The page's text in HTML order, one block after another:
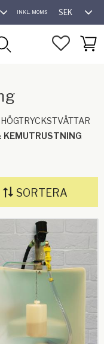
INKL. MOMS SEK
HÖGTRYCKSTVÄTTAR
KEMUTRUSTNING
SORTERA